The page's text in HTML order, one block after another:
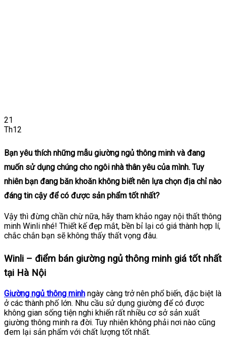
21
Th12
Bạn yêu thích những mẫu giường ngủ thông minh và đang
muốn sử dụng chúng cho ngôi nhà thân yêu của mình. Tuy
nhiên bạn đang băn khoăn không biết nên lựa chọn địa chỉ nào
đáng tin cậy để có được sản phẩm tốt nhất?
Vậy thì đừng chần chừ nữa, hãy tham khảo ngay nội thất thông
minh Winli nhé! Thiết kế đẹp mắt, bền bỉ lại có giá thành hợp lí,
chắc chắn bạn sẽ không thấy thất vọng đâu.
Winli – điểm bán giường ngủ thông minh giá tốt nhất
tại Hà Nội
Giường ngủ thông minh ngày càng trở nên phổ biến, đặc biệt là
ở các thành phố lớn. Nhu cầu sử dụng giường để có được
không gian sống tiện nghi khiến rất nhiều cơ sở sản xuất
giường thông minh ra đời. Tuy nhiên không phải nơi nào cũng
đem lại sản phẩm với chất lượng tốt nhất.